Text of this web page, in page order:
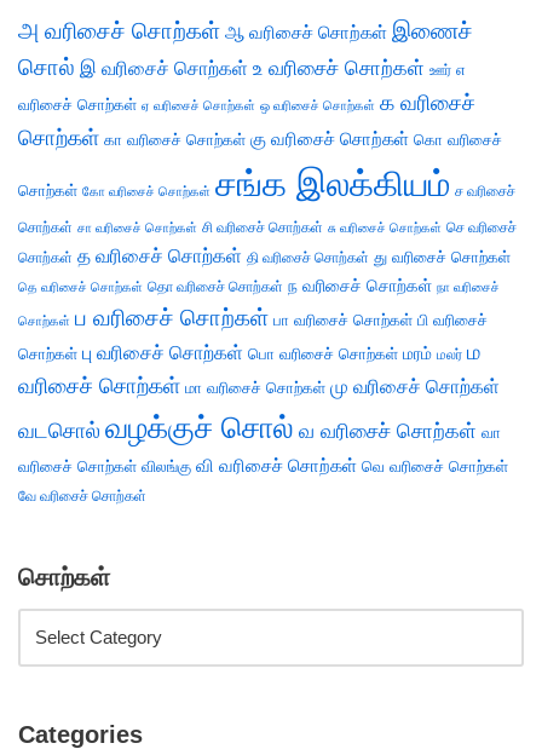
அ வரிசைச் சொற்கள் ஆ வரிசைச் சொற்கள் இணைச்
சொல் இ வரிசைச் சொற்கள் உ வரிசைச் சொற்கள் ஊர் எ
வரிசைச் சொற்கள் ஏ வரிசைச் சொற்கள் ஒ வரிசைச் சொற்கள் க வரிசைச்
சொற்கள் கா வரிசைச் சொற்கள் கு வரிசைச் சொற்கள் கொ வரிசைச்
சொற்கள் கோ வரிசைச் சொற்கள் சங்க இலக்கியம் ச வரிசைச்
சொற்கள் சா வரிசைச் சொற்கள் சி வரிசைச் சொற்கள் சு வரிசைச் சொற்கள் செ வரிசைச்
சொற்கள் த வரிசைச் சொற்கள் தி வரிசைச் சொற்கள் து வரிசைச் சொற்கள்
தெ வரிசைச் சொற்கள் தொ வரிசைச் சொற்கள் ந வரிசைச் சொற்கள் நா வரிசைச்
சொற்கள் ப வரிசைச் சொற்கள் பா வரிசைச் சொற்கள் பி வரிசைச்
சொற்கள் பு வரிசைச் சொற்கள் பொ வரிசைச் சொற்கள் மரம் மலர் ம
வரிசைச் சொற்கள் மா வரிசைச் சொற்கள் மு வரிசைச் சொற்கள்
வடசொல் வழக்குச் சொல் வ வரிசைச் சொற்கள் வா
வரிசைச் சொற்கள் விலங்கு வி வரிசைச் சொற்கள் வெ வரிசைச் சொற்கள்
வே வரிசைச் சொற்கள்
சொற்கள்
Categories